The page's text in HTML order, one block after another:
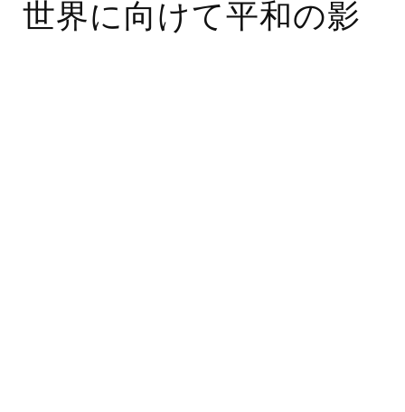
世界に向けて平和の影